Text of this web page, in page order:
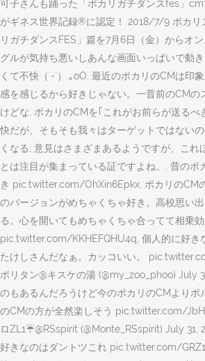
可子さんも踊った「ポカリガチダンスfes」
がギネス世界記録®に認定！ 2018/7/9 ポカリ
リガチダンスFES」篇を7月6日（金）からオ
グルが気持ち悪いしあんな画面いっぱいで動
くて不快（´-`）.｡oO, 最近のポカリのCMは印
感を感じるから好きじゃない。一昔前のCMの
けどな, ポカリのCMを｢これがお前らが送るべ
快だが、そもそも我々はターゲットではない
くなる, 意見はさまざまあるようですが、これ
とは注目が集まっている証ですよね。, 昔のポ
き pic.twitter.com/OhXin6Epkx, ポカリのCM
のバージョンがめちゃくちゃ好き。高校思い
る。心を開いてもめちゃくちゃ合ってて相乗
pic.twitter.com/KKHEFQHU4q, 個人的に好き
たけしさんだなぁ。カッコいい。
ポリタン@キスケの湯 (@my_zoo_phoo) July
のもあるんだろうけど今のポカリのCMよりポ
のCMの方が全然楽しそう pic.twitter.com/
ロZL1☔@RSspirit (@Monte_RSspirit) July 31,
好きなのはダントツこれ pic.twitter.com/